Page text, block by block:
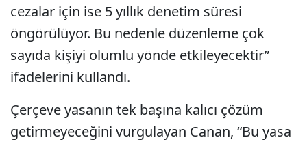
cezalar için ise 5 yıllık denetim süresi
öngörülüyor. Bu nedenle düzenleme çok
sayıda kişiyi olumlu yönde etkileyecektir”
ifadelerini kullandı.
Çerçeve yasanın tek başına kalıcı çözüm
getirmeyeceğini vurgulayan Canan, “Bu yasa